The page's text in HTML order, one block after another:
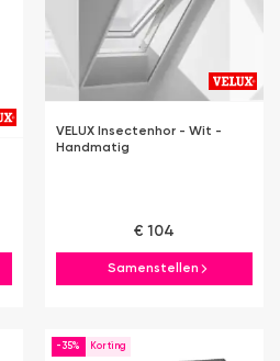
VELUX Insectenhor - Wit -
Handmatig
€ 104
Samenstellen
-35%